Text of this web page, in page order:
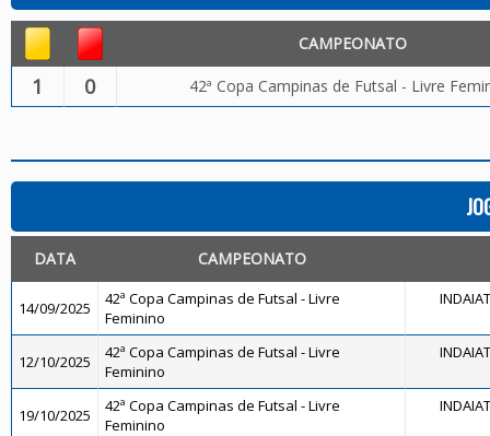
CAMPEONATO
1 0 42ª Copa Campinas de Futsal - Livre
DATA CAMPEONATO
14/09/2025
42ª Copa Campinas de Futsal - Livre
Feminino
12/10/2025
42ª Copa Campinas de Futsal - Livre
Feminino
19/10/2025
42ª Copa Campinas de Futsal - Livre
Feminino